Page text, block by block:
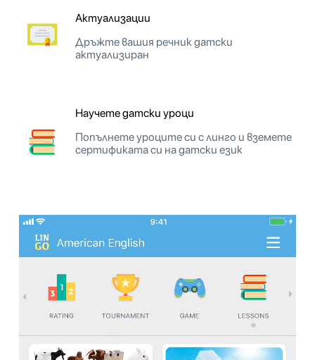
Актуализации
Дръжте вашия речник датски
актуализиран
Научете датски уроци
Попълнете уроците си с линго и вземете
сертификата си на датски език